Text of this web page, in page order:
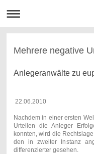
Mehrere negative
Anlegeranwälte zu
22.06.2010
Nachdem in einer ersten
Urteilen die Anleger
konnten, wird die
den in zweiter Instanz
differenzierter gesehen.